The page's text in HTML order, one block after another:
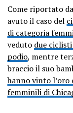
Come riportato da
avuto il caso del
di categoria
veduto due
podio, mentre
braccio il suo
hanno vinto l’oro
femminili di